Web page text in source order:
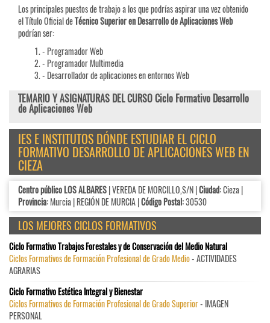
Los principales puestos de trabajo a los que podrías aspirar una vez obtenido
el Título Oficial deTécnico Superior en Desarrollo de Aplicaciones Web
podrían ser:
- Programador Web
- Programador Multimedia
- Desarrollador de aplicaciones en entornos Web
TEMARIO Y ASIGNATURAS DEL CURSO Ciclo Formativo Desarrollo
de Aplicaciones Web
IES E INSTITUTOS DÓNDE ESTUDIAR EL CICLO
FORMATIVO DESARROLLO DE APLICACIONES WEB EN
CIEZA
Centro público LOS ALBARES| VEREDA DE MORCILLO,S/N |Ciudad:Cieza |
Provincia:Murcia | REGIÓN DE MURCIA |Código Postal:30530
LOS MEJORES CICLOS FORMATIVOS
Ciclo Formativo Trabajos Forestales y de Conservación del Medio Natural
Ciclos Formativos de Formación Profesional de Grado Medio- ACTIVIDADES
AGRARIAS
Ciclo Formativo Estética Integral y Bienestar
Ciclos Formativos de Formación Profesional de Grado Superior- IMAGEN
PERSONAL